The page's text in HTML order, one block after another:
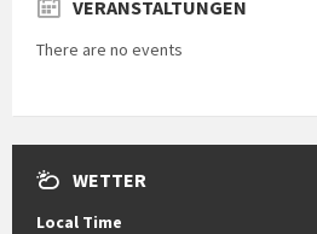
VERANSTALTUNGEN
There are no events
WETTER
Local Time